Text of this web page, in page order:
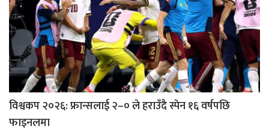
विश्वकप २०२६: फ्रान्सलाई २–० ले हराउँदै स्पेन १६ वर्षपछि
फाइनलमा